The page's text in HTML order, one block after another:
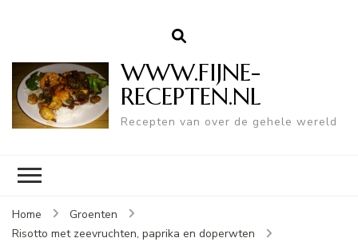
WWW.FIJNE-
RECEPTEN.NL
Recepten van over de gehele wereld
Home
Groenten
Risotto met zeevruchten, paprika en doperwten